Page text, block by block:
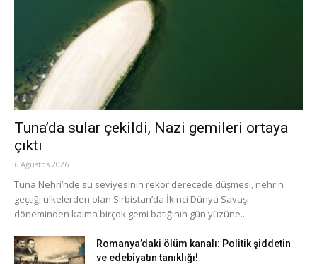
Tuna’da sular çekildi, Nazi gemileri ortaya
çıktı
6 Ağustos 2026
Tuna Nehri’nde su seviyesinin rekor derecede düşmesi, nehrin
geçtiği ülkelerden olan Sırbistan’da İkinci Dünya Savaşı
döneminden kalma birçok gemi batığının gün yüzüne...
Romanya’daki ölüm kanalı: Politik şiddetin
ve edebiyatın tanıklığı!